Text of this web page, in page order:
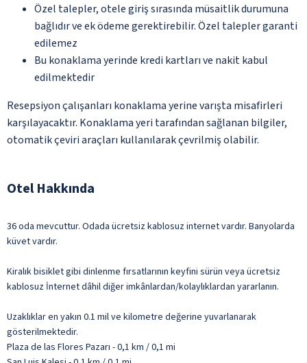
Özel talepler, otele giriş sırasında müsaitlik durumuna
bağlıdır ve ek ödeme gerektirebilir. Özel talepler garanti
edilemez
Bu konaklama yerinde kredi kartları ve nakit kabul
edilmektedir
Resepsiyon çalışanları konaklama yerine varışta misafirleri
karşılayacaktır. Konaklama yeri tarafından sağlanan bilgiler,
otomatik çeviri araçları kullanılarak çevrilmiş olabilir.
Otel Hakkında
36 oda mevcuttur. Odada ücretsiz kablosuz internet vardır. Banyolarda
küvet vardır.
Kiralık bisiklet gibi dinlenme fırsatlarının keyfini sürün veya ücretsiz
kablosuz İnternet dâhil diğer imkânlardan/kolaylıklardan yararlanın.
Uzaklıklar en yakın 0.1 mil ve kilometre değerine yuvarlanarak
gösterilmektedir.
Plaza de las Flores Pazarı - 0,1 km / 0,1 mi